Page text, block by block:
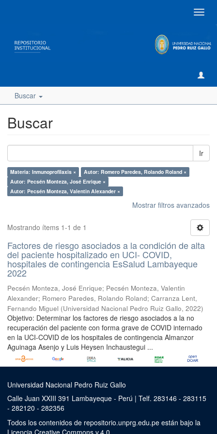
Buscar
Buscar
Ir
Materia: Inmunoprofilaxis ×
Autor: Romero Paredes, Rolando Roland ×
Autor: Pecsén Monteza, José Enrique ×
Autor: Pecsén Monteza, Valentin Alexander ×
Mostrar filtros avanzados
Mostrando ítems 1-1 de 1
Factores de riesgo asociados a la condición de alta
del paciente hospitalizado en UCI- COVID,
hospitales de contingencia EsSalud Lambayeque
2022
Pecsén Monteza, José Enrique; Pecsén Monteza, Valentin
Alexander; Romero Paredes, Rolando Roland; Carranza Lent,
Fernando Miguel (Universidad Nacional Pedro Ruiz Gallo, 2022)
Objetivo: Determinar los factores de riesgo asociados a la no
recuperación del paciente con forma grave de COVID internado
en la UCI-COVID de los hospitales de contingencia Almanzor
Aguinaga Asenjo y Luis Heysen Inchaustegui ...
Universidad Nacional Pedro Ruiz Gallo
Calle Juan XXIII 391 Lambayeque - Perú | Telf. 283146 - 283115
- 282120 - 282356
Todos los contenidos de repositorio.unprg.edu.pe están bajo la